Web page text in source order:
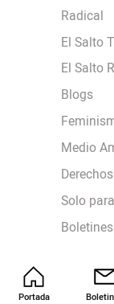
Portada
Radical
El Salto
El Salto
Blogs
Medio
Solo
Boletines